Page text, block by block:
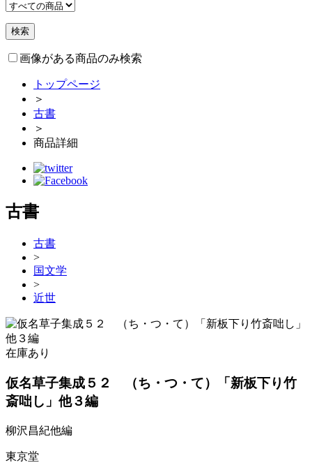
画像がある商品のみ検索
トップページ
＞
古書
＞
商品詳細
古書
古書
>
国文学
>
近世
在庫あり
仮名草子集成５２ （ち・つ・て）「新板下り竹
斎咄し」他３編
柳沢昌紀他編
東京堂